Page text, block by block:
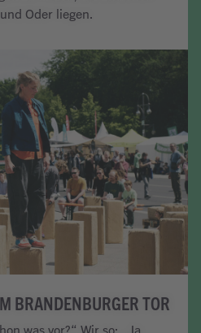
Oder liegen.
BRANDENBURGER TOR
was vor?“ Wir so: „Ja,